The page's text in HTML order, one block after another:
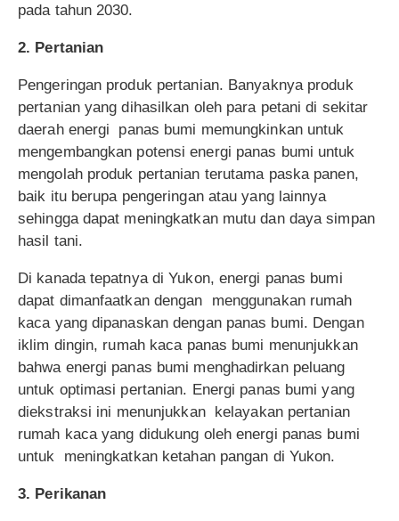
pada tahun 2030.
2. Pertanian
Pengeringan produk pertanian. Banyaknya produk
pertanian yang dihasilkan oleh para petani di sekitar
daerah energi panas bumi memungkinkan untuk
mengembangkan potensi energi panas bumi untuk
mengolah produk pertanian terutama paska panen,
baik itu berupa pengeringan atau yang lainnya
sehingga dapat meningkatkan mutu dan daya simpan
hasil tani.
Di kanada tepatnya di Yukon, energi panas bumi
dapat dimanfaatkan dengan menggunakan rumah
kaca yang dipanaskan dengan panas bumi. Dengan
iklim dingin, rumah kaca panas bumi menunjukkan
bahwa energi panas bumi menghadirkan peluang
untuk optimasi pertanian. Energi panas bumi yang
diekstraksi ini menunjukkan kelayakan pertanian
rumah kaca yang didukung oleh energi panas bumi
untuk meningkatkan ketahan pangan di Yukon.
3. Perikanan